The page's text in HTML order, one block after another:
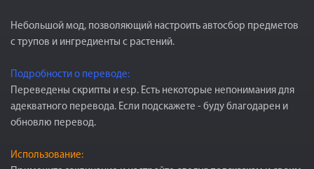
Небольшой мод, позволяющий настроить автосбор предметов
с трупов и ингредиенты с растений.
Подробности о переводе:
Переведены скрипты и esp. Есть некоторые непонимания для
адекватного перевода. Если подскажете - буду благодарен и
обновлю перевод.
Использование: